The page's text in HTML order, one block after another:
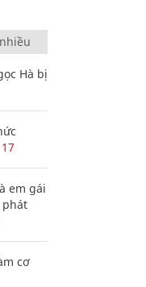
Hà bị
17
em gái
cơ